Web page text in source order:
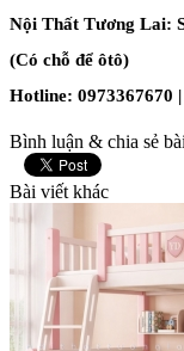
Nội Thất Tương Lai:
(Có chỗ để ôtô)
Hotline: 0973367670
Bình luận & chia sẻ
Bài viết khác